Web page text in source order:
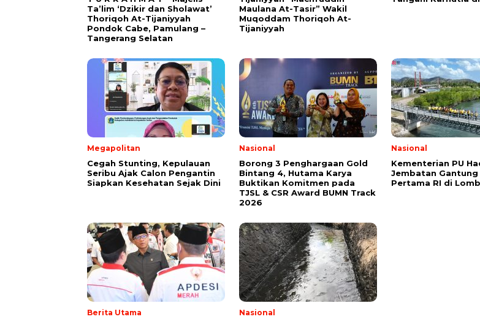
Ta’lim ‘Dzikir dan Sholawat’
Thoriqoh At-Tijaniyyah
Pondok Cabe, Pamulang –
Tangerang Selatan
Maulana At-Tasir” Wakil
Muqoddam Thoriqoh At-
Tijaniyyah
Megapolitan
Cegah Stunting, Kepulauan
Seribu Ajak Calon Pengantin
Siapkan Kesehatan Sejak Dini
Nasional
Borong 3 Penghargaan Gold
Bintang 4, Hutama Karya
Buktikan Komitmen pada
TJSL & CSR Award BUMN Track
2026
Nasional
Kementerian PU
Jembatan Gantung
Pertama RI di
Berita Utama Nasional